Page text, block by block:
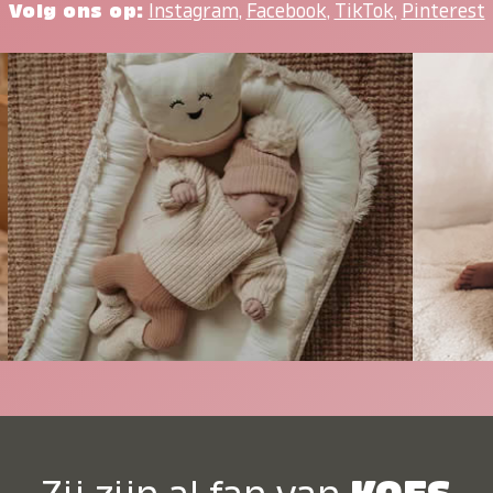
Volg ons op: Instagram, Facebook, TikTok, Pinterest